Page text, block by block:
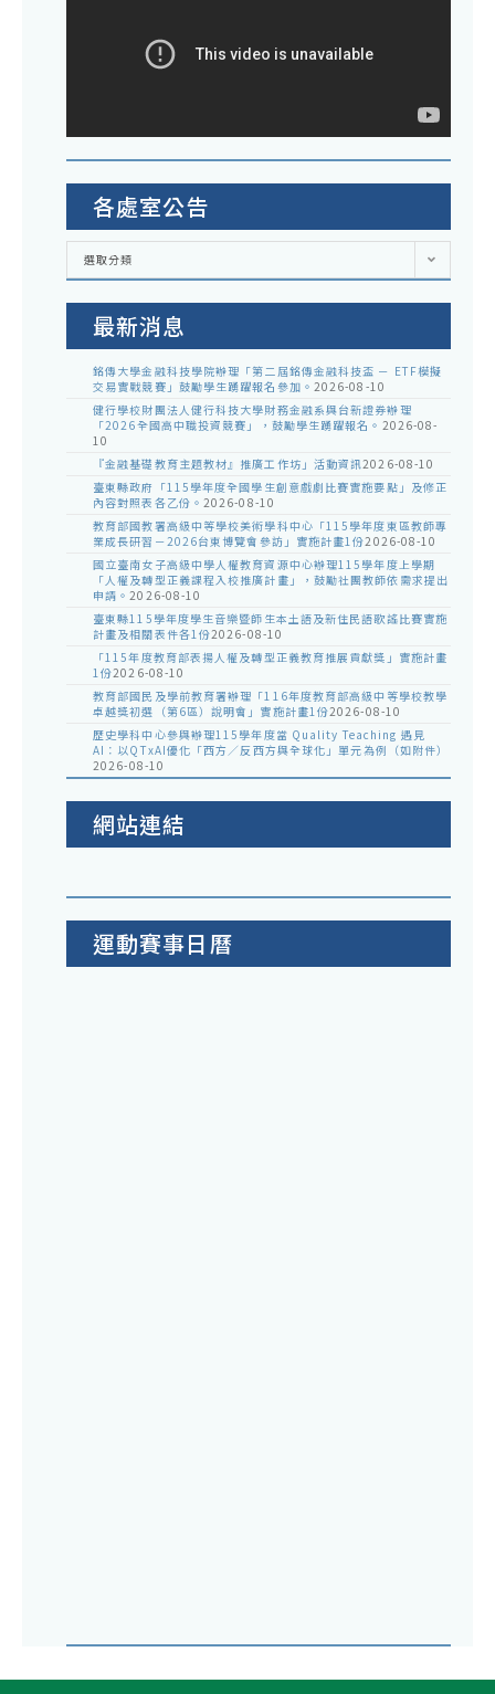
各處室公告
各
室
選取分類
最新消息
銘傳大學金融科技學院辦理「第二屆銘傳金融科技盃 － ETF模擬
交易實戰競賽」鼓勵學生踴躍報名參加。 2026-08-10
健行學校財團法人健行科技大學財務金融系與台新證券辦理
「2026全國高中職投資競賽」，鼓勵學生踴躍報名。 2026-08-
10
『金融基礎教育主題教材』推廣工作坊」活動資訊2026-08-10
臺東縣政府「115學年度全國學生創意戲劇比賽實施要點」及修正
內容對照表各乙份。 2026-08-10
教育部國教署高級中等學校美術學科中心「115學年度東區教師專
業成長研習－2026台東博覽會參訪」實施計畫1份2026-08-10
國立臺南女子高級中學人權教育資源中心辦理115學年度上學期
「人權及轉型正義課程入校推廣計畫」，鼓勵社團教師依需求提出
申請。2026-08-10
臺東縣115學年度學生音樂暨師生本土語及新住民語歌謠比賽實施
計畫及相關表件各1份2026-08-10
「115年度教育部表揚人權及轉型正義教育推展貢獻獎」實施計畫
1份2026-08-10
教育部國民及學前教育署辦理「116年度教育部高級中等學校教學
卓越獎初選（第6區）說明會」實施計畫1份2026-08-10
歷史學科中心參與辦理115學年度當 Quality Teaching 遇見
AI：以QTxAI優化「西方／反西方與全球化」單元為例（如附件）
2026-08-10
網站連結
運動賽事日曆